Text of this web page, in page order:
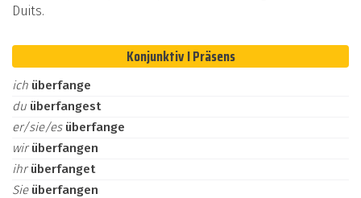
Duits.
Konjunktiv I Präsens
ich überfange
du überfangest
er/sie/es überfange
wirüberfangen
ihrüberfanget
Sie überfangen